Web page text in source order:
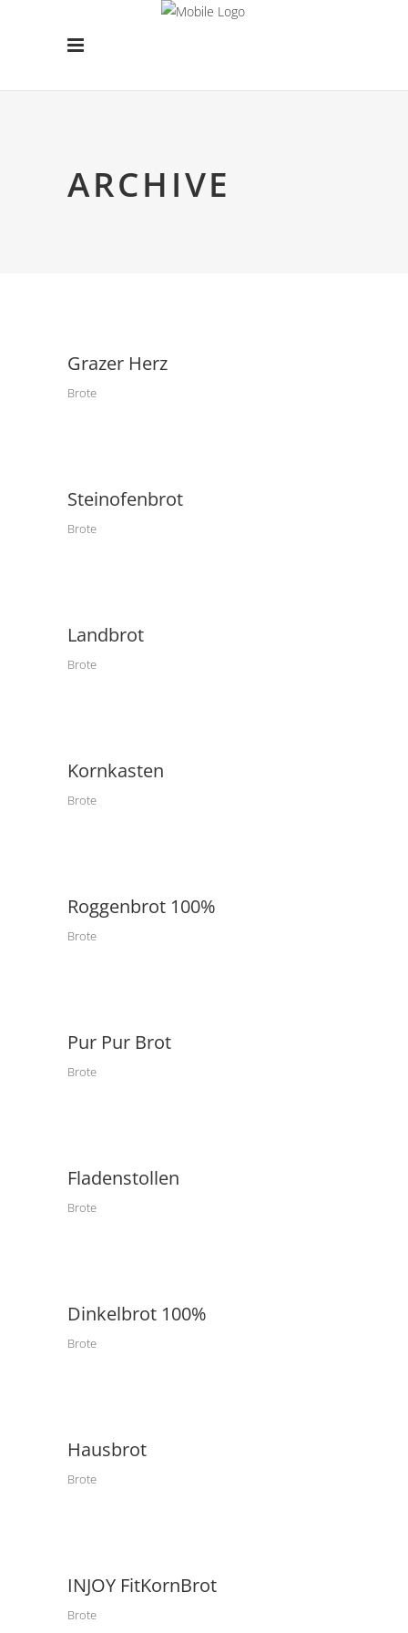
ARCHIVE
Grazer Herz
Brote
Steinofenbrot
Brote
Landbrot
Brote
Kornkasten
Brote
Roggenbrot 100%
Brote
Pur Pur Brot
Brote
Fladenstollen
Brote
Dinkelbrot 100%
Brote
Hausbrot
Brote
INJOY FitKornBrot
Brote